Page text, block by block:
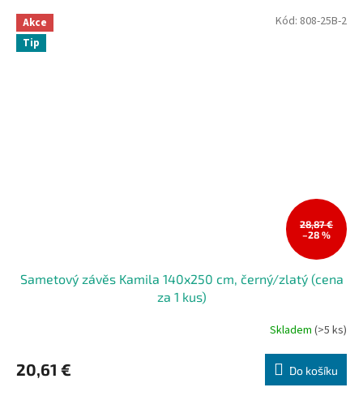
Akce
Tip
28,87 €
–28 %
Sametový závěs Kamila 140x250 cm, černý/zlatý (cena
za 1 kus)
Skladem (>5 ks)
20,61 € Do košíku
Kód: 808-25B-2